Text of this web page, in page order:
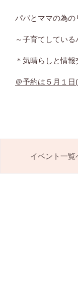
パパとママの為の
～子育てしてい
＊気晴らしと情
＠予約は５月１
イベント一覧